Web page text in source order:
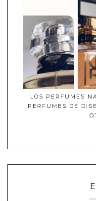
LOS PERFUMES
PERFUMES DE